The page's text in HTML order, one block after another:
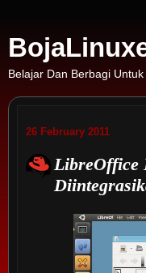
Belajar Dan Berbagi Untuk
26 February 2011
LibreOffice